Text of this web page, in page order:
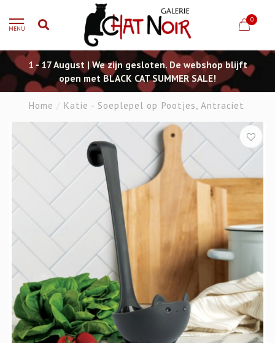
MENU
0
1 - 17 August | We zijn gesloten. De webshop blijft
open met BLACK CAT SUMMER SALE!
Home / Katie - Soeplepel op Pootjes, Antraciet